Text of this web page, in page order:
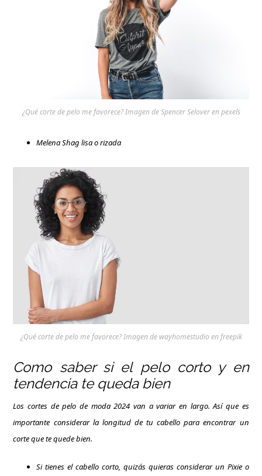
¿Qué corte de pelo me favorece? Imagen de Spencer Selover en pexels
Melena Shag lisa o rizada
¿Qué corte de pelo me favorece? Imagen de wayhomestudio en freepik
Como saber si el pelo corto y en
tendencia te queda bien
Los cortes de pelo de moda 2024 van a variar en largo. Así que es
importante considerar la longitud de tu cabello para encontrar un
corte que te quede bien.
Si tienes el cabello corto, quizás quieras considerar un Pixie o